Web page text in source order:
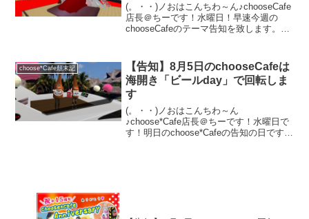
(。・・)ノおはこんちわ～ん♪chooseCafe
店長＠ちーです！水曜日！早速今週の
chooseCafeのテーマ告知を致します。明
ー」Dayテーマで回転致...
choose*Cafe顛末記
【告知】8月5日のchooseCafeは
海開き「ビールday」で回転しま
す
(。・・)ノおはこんちわ～ん
♪choose*Cafe店長＠ちーです！水曜日で
す！明日のchoose*Cafeの告知の日です♪